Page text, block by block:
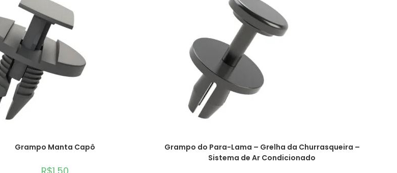
Grampo Manta Capô
Grampo do Para-Lama – Grelha da Churrasqueira –
Sistema de Ar Condicionado